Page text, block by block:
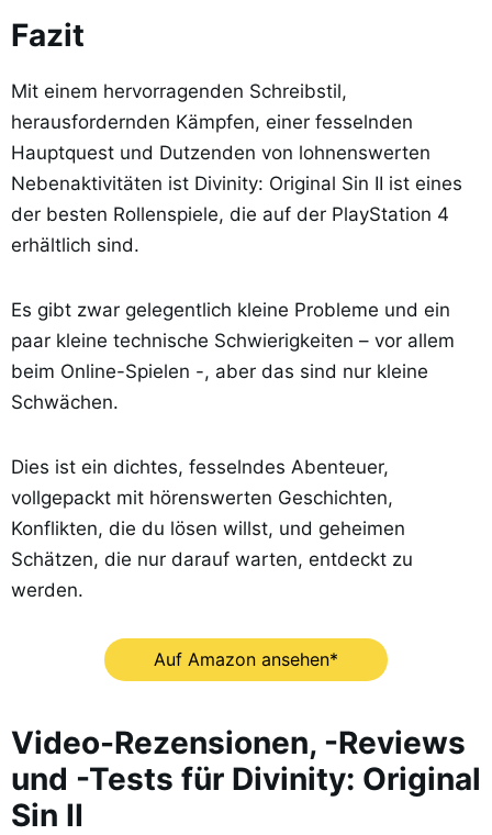
Fazit
Mit einem hervorragenden Schreibstil,
herausfordernden Kämpfen, einer fesselnden
Hauptquest und Dutzenden von lohnenswerten
Nebenaktivitäten ist Divinity: Original Sin II ist eines
der besten Rollenspiele, die auf der PlayStation 4
erhältlich sind.
Es gibt zwar gelegentlich kleine Probleme und ein
paar kleine technische Schwierigkeiten – vor allem
beim Online-Spielen -, aber das sind nur kleine
Schwächen.
Dies ist ein dichtes, fesselndes Abenteuer,
vollgepackt mit hörenswerten Geschichten,
Konflikten, die du lösen willst, und geheimen
Schätzen, die nur darauf warten, entdeckt zu
werden.
Auf Amazon ansehen*
Video-Rezensionen, -Reviews
und -Tests für Divinity: Original
Sin II